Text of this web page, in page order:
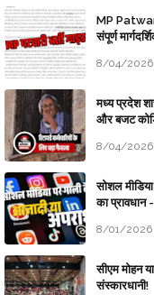
MP
संपूर्ण
8/04/2026
मध्य प्रदेश
और बजट
8/04/2026
सोशल
का
8/01/2026
सीएम मोहन
संस्कारधानी!